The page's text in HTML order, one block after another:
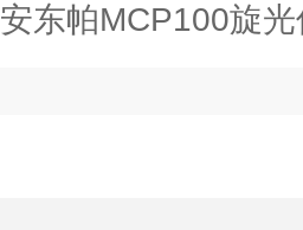
安东帕MCP100旋光